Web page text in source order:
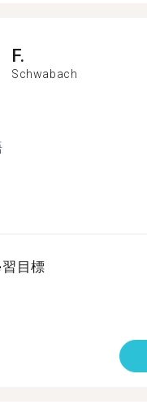
F.
Schwabach
目標